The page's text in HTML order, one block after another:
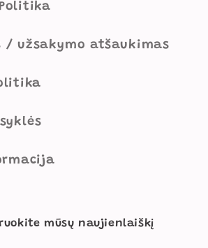
/ užsakymo atšaukimas
mūsų naujienlaiškį